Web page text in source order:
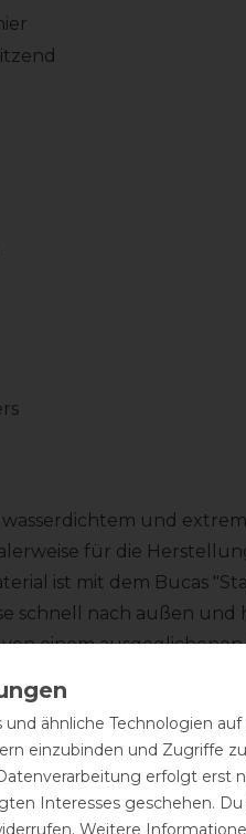
und
für die
ist mit dem Bucas
schnell nach außen und
einem
werden wie eine
in kürzester Zeit
ähnliche Technologien
einzubinden und Zugriffe
erfolgt erst
Interesses geschehen.
Weitere